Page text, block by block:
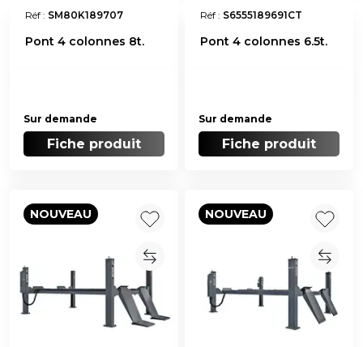
Réf : SM80K189707
Pont 4 colonnes 8t.
Sur demande
Fiche produit
Réf : S6555189691CT
Pont 4 colonnes 6.5t.
Sur demande
Fiche produit
NOUVEAU NOUVEAU